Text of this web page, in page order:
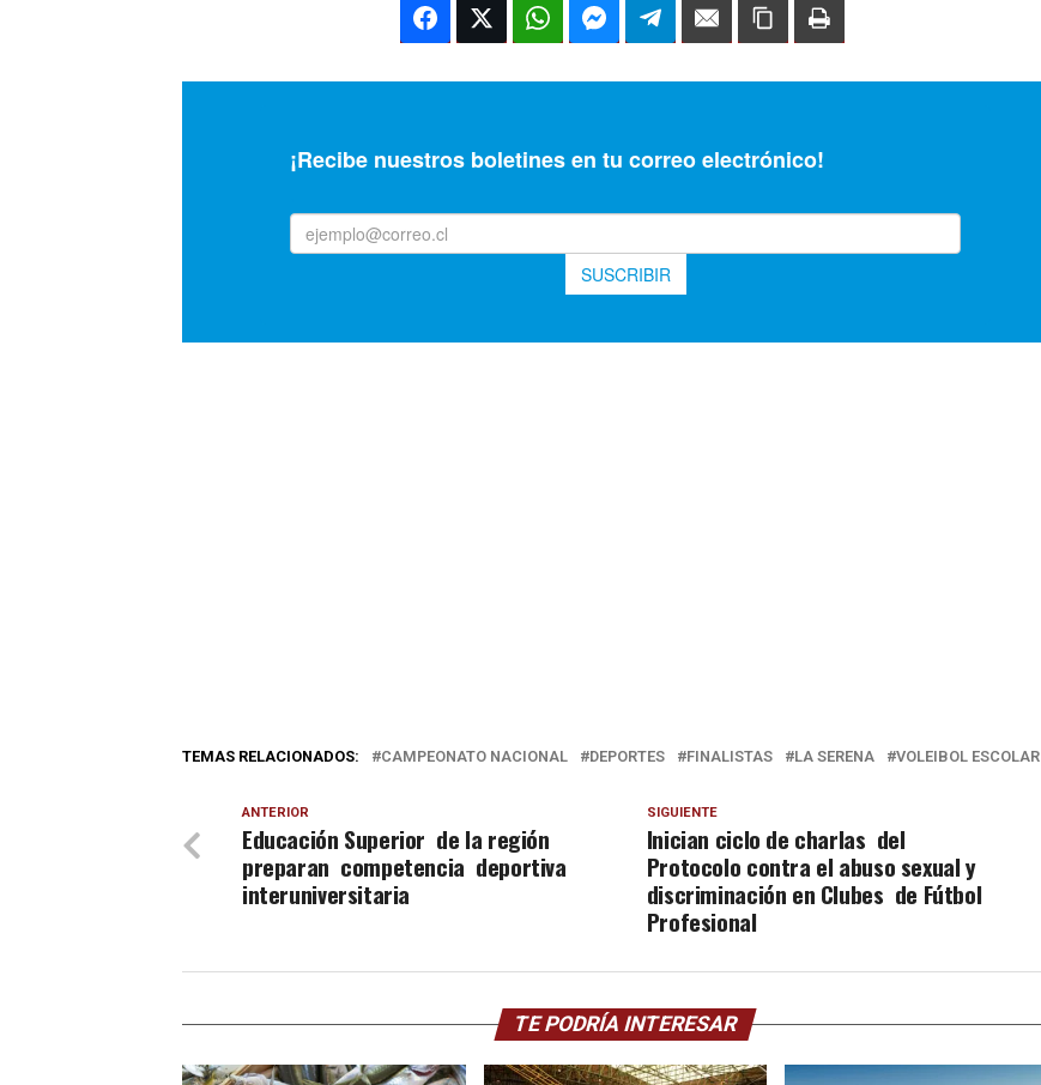
TEMAS RELACIONADOS: CAMPEONATO NACIONAL DEPORTES FINALISTAS LA SERENA VOLEIBOL ESCOLAR
SIGUIENTE
Inician ciclo de charlas del
Protocolo contra el abuso sexual y
discriminación en Clubes de Fútbol
Profesional
ANTERIOR
Educación Superior de la región
preparan competencia deportiva
interuniversitaria
TE PODRÍA INTERESAR